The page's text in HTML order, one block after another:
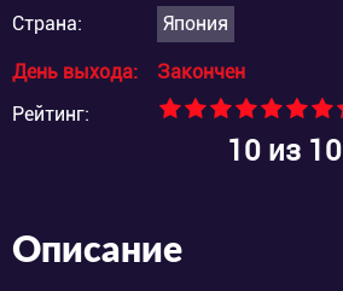
Страна:
Япония
День выхода:
Закончен
Рейтинг:
10из 10
Описание